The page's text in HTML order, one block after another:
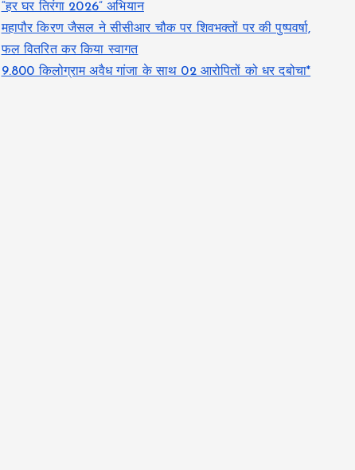
“हर घर तिरंगा 2026” अभियान
महापौर किरण जैसल ने सीसीआर चौक पर शिवभक्तों पर की पुष्पवर्षा,
फल वितरित कर किया स्वागत
9.800 किलोग्राम अवैध गांजा के साथ 02 आरोपितों को धर दबोचा*